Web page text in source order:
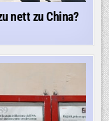
nett zu China?